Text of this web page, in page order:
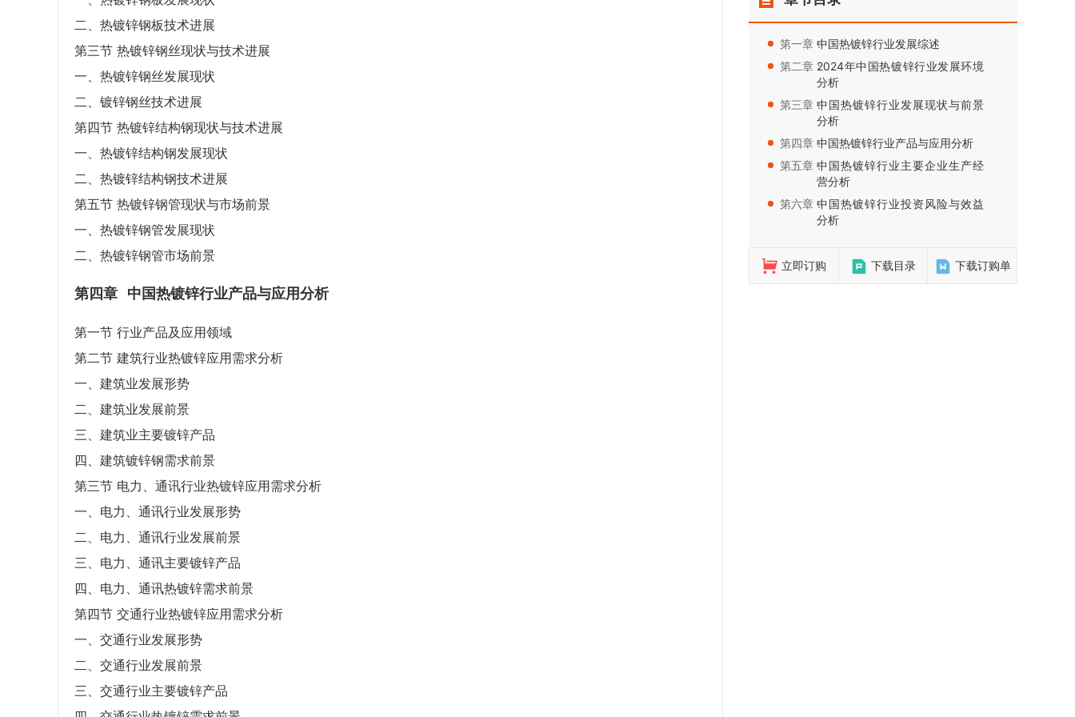
二、热镀锌钢板技术进展
第三节 热镀锌钢丝现状与技术进展
一、热镀锌钢丝发展现状
二、镀锌钢丝技术进展
第四节 热镀锌结构钢现状与技术进展
一、热镀锌结构钢发展现状
二、热镀锌结构钢技术进展
第五节 热镀锌钢管现状与市场前景
一、热镀锌钢管发展现状
二、热镀锌钢管市场前景
第四章 中国热镀锌行业产品与应用分析
第一节 行业产品及应用领域
第二节 建筑行业热镀锌应用需求分析
一、建筑业发展形势
二、建筑业发展前景
三、建筑业主要镀锌产品
四、建筑镀锌钢需求前景
第三节 电力、通讯行业热镀锌应用需求分析
一、电力、通讯行业发展形势
二、电力、通讯行业发展前景
三、电力、通讯主要镀锌产品
四、电力、通讯热镀锌需求前景
第四节 交通行业热镀锌应用需求分析
一、交通行业发展形势
二、交通行业发展前景
三、交通行业主要镀锌产品
第一章：中国热镀锌行业发展综述
第二章：2024年中国热镀锌行业发展环境
分析
第三章：中国热镀锌行业发展现状与前景
分析
第四章：中国热镀锌行业产品与应用分析
第五章：中国热镀锌行业主要企业生产经
营分析
第六章：中国热镀锌行业投资风险与效益
分析
立即订购 下载目录 下载订购单